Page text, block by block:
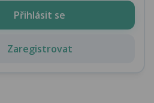
Přihlásit se
Zaregistrovat